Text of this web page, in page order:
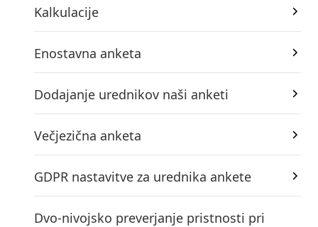
Kalkulacije
Enostavna anketa
Dodajanje urednikov naši anketi
Večjezična anketa
GDPR nastavitve za urednika ankete
Dvo-nivojsko preverjanje pristnosti pri